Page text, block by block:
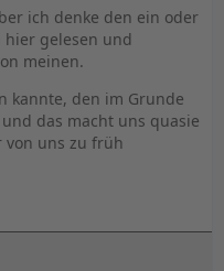
ich denke den ein oder
gelesen und
meinen.
kannte, den im Grunde
das macht uns quasie
von uns zu früh